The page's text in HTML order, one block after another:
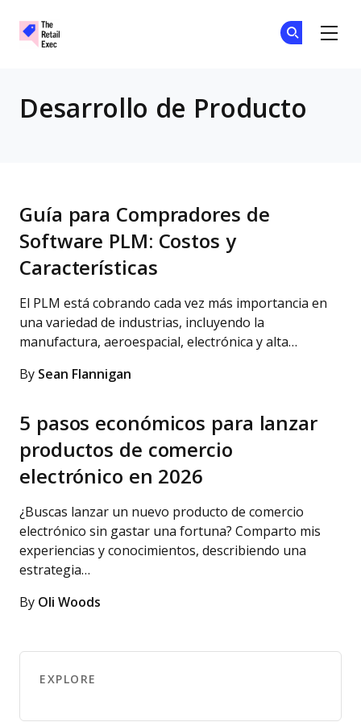
Desarrollo de Producto
Guía para Compradores de
Software PLM: Costos y
Características
El PLM está cobrando cada vez más importancia en
una variedad de industrias, incluyendo la
manufactura, aeroespacial, electrónica y alta…
By Sean Flannigan
5 pasos económicos para lanzar
productos de comercio
electrónico en 2026
¿Buscas lanzar un nuevo producto de comercio
electrónico sin gastar una fortuna? Comparto mis
experiencias y conocimientos, describiendo una
estrategia…
By Oli Woods
EXPLORE